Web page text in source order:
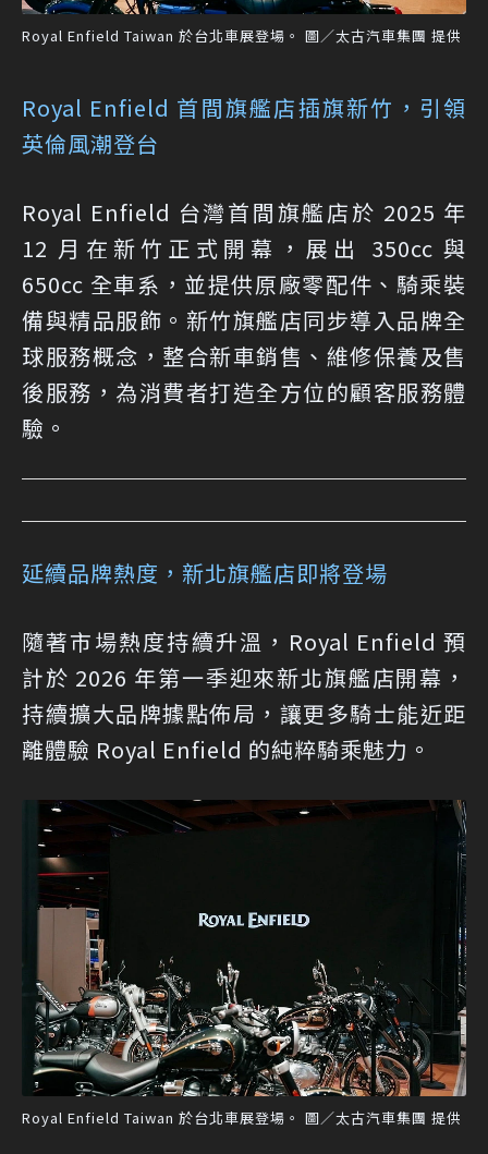
Royal Enfield Taiwan 於台北車展登場。 圖／太古汽車集團 提供
Royal Enfield 首間旗艦店插旗新竹，引領
英倫風潮登台
Royal Enfield 台灣首間旗艦店於 2025 年
12 月在新竹正式開幕，展出 350cc 與
650cc 全車系，並提供原廠零配件、騎乘裝
備與精品服飾。新竹旗艦店同步導入品牌全
球服務概念，整合新車銷售、維修保養及售
後服務，為消費者打造全方位的顧客服務體
驗。
延續品牌熱度，新北旗艦店即將登場
隨著市場熱度持續升溫，Royal Enfield 預
計於 2026 年第一季迎來新北旗艦店開幕，
持續擴大品牌據點佈局，讓更多騎士能近距
離體驗 Royal Enfield 的純粹騎乘魅力。
Royal Enfield Taiwan 於台北車展登場。 圖／太古汽車集團 提供